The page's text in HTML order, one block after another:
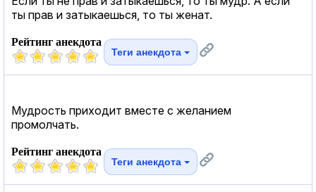
ты прав и затыкаешься, то ты женат.
Рейтинг анекдота
Теги анекдота
Мудрость приходит вместе с желанием
промолчать.
Рейтинг анекдота
Теги анекдота